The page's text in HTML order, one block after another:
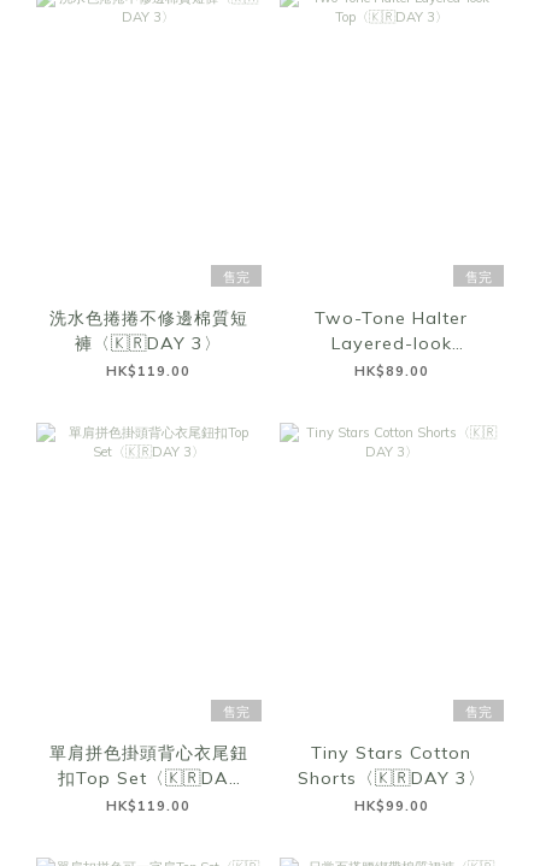
售完
洗水色捲捲不修邊棉質短
褲〈🇰🇷DAY 3〉
HK$119.00
售完
Two-Tone Halter
Layered-look
Top〈🇰🇷DAY 3〉
HK$89.00
售完
單肩拼色掛頭背心衣尾鈕
扣Top Set〈🇰🇷DAY
3〉
HK$119.00
售完
Tiny Stars Cotton
Shorts〈🇰🇷DAY 3〉
HK$99.00